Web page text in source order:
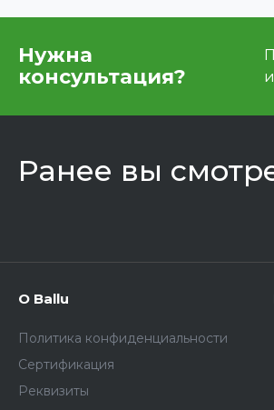
Нужна
консультация?
Ранее вы
О Ballu
Политика конфиденциальности
Сертификация
Реквизиты